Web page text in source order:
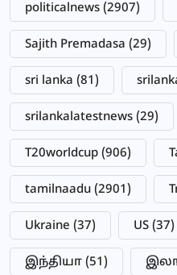
politicalnews (2907)
Sajith Premadasa (29)
sri lanka (81)
srilankalatestnews (29)
T20worldcup (906)
tamilnaadu (2901)
Ukraine (37) US (37)
இந்தியா (51)